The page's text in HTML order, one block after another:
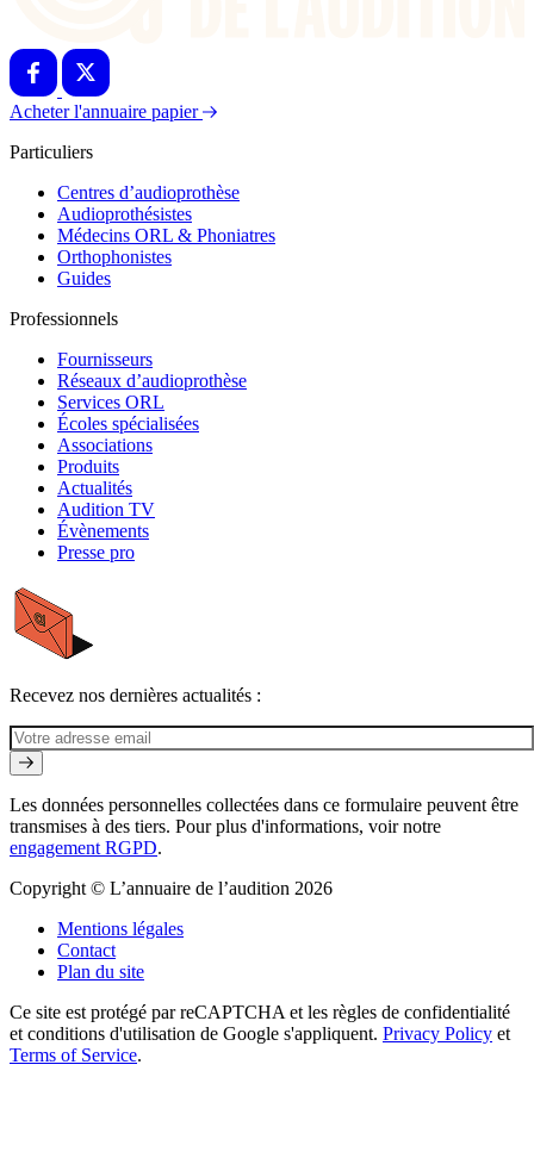
Acheter l'annuaire papier
Particuliers
Centres d’audioprothèse
Audioprothésistes
Médecins ORL & Phoniatres
Orthophonistes
Guides
Professionnels
Fournisseurs
Réseaux d’audioprothèse
Services ORL
Écoles spécialisées
Associations
Produits
Actualités
Audition TV
Évènements
Presse pro
Recevez nos dernières actualités :
Les données personnelles collectées dans ce formulaire peuvent être
transmises à des tiers. Pour plus d'informations, voir notre
engagement RGPD.
Copyright © L’annuaire de l’audition 2026
Mentions légales
Contact
Plan du site
Ce site est protégé par reCAPTCHA et les règles de confidentialité
et conditions d'utilisation de Google s'appliquent. Privacy Policy et
Terms of Service.